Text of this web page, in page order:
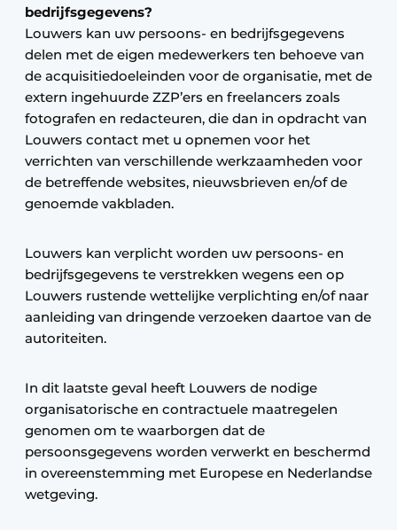
bedrijfsgegevens?
Louwers kan uw persoons- en bedrijfsgegevens
delen met de eigen medewerkers ten behoeve van
de acquisitiedoeleinden voor de organisatie, met de
extern ingehuurde ZZP’ers en freelancers zoals
fotografen en redacteuren, die dan in opdracht van
Louwers contact met u opnemen voor het
verrichten van verschillende werkzaamheden voor
de betreffende websites, nieuwsbrieven en/of de
genoemde vakbladen.
Louwers kan verplicht worden uw persoons- en
bedrijfsgegevens te verstrekken wegens een op
Louwers rustende wettelijke verplichting en/of naar
aanleiding van dringende verzoeken daartoe van de
autoriteiten.
In dit laatste geval heeft Louwers de nodige
organisatorische en contractuele maatregelen
genomen om te waarborgen dat de
persoonsgegevens worden verwerkt en beschermd
in overeenstemming met Europese en Nederlandse
wetgeving.